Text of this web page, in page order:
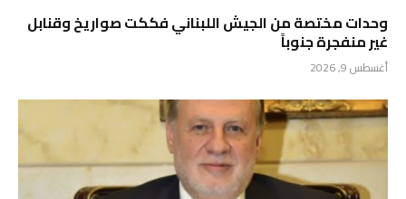
وحدات مختصة من الجيش اللبناني فككت صواريخ وقنابل
غير منفجرة جنوباً
أغسطس 9, 2026